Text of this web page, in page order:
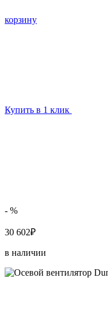
корзину
Купить в 1 клик
- %
30 602₽
в наличии